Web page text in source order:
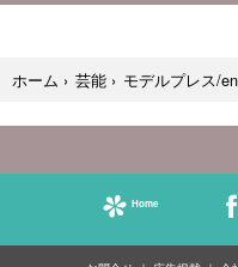
ホーム › 芸能 › モデルプレス/
Home